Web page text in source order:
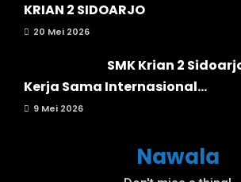
KRIAN 2 SIDOARJO
20 Mei 2026
SMK Krian 2
Kerja Sama Internasional...
9 Mei 2026
Nawala